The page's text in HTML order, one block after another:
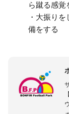
ら蹴る感覚
・大振り
備をする